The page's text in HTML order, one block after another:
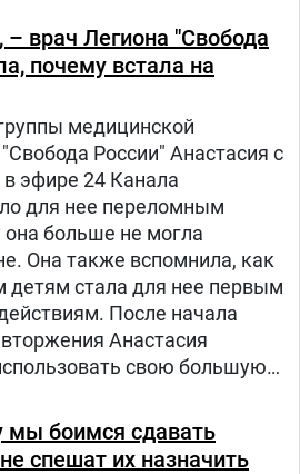
– врач Легиона "Свобода
почему встала на
медицинской
России" Анастасия с
эфире 24 Канала
для нее переломным
больше не могла
Она также вспомнила, как
детям стала для нее первым
После начала
Анастасия
свою большую
чтобы объяснять
самом деле происходит в
мы боимся сдавать
спешат их назначить